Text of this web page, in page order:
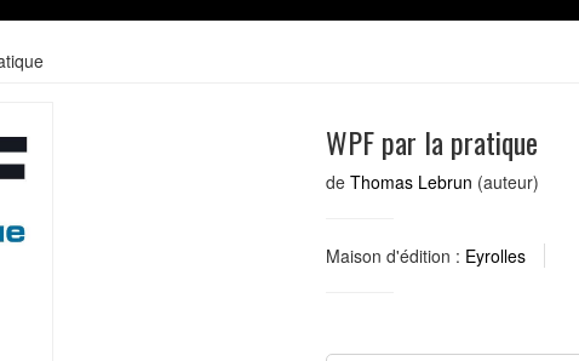
WPF par la pratique
de Thomas Lebrun (auteur)
Maison d'édition : Eyrolles